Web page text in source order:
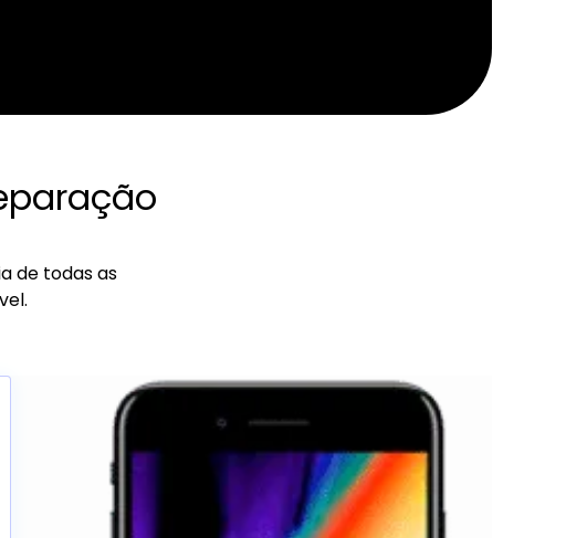
de todas as